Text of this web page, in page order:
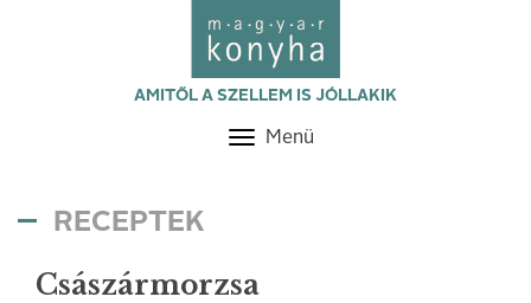
AMITŐL A SZELLEM IS JÓLLAKIK
Toggle
Menü
RECEPTEK
Császármorzsa